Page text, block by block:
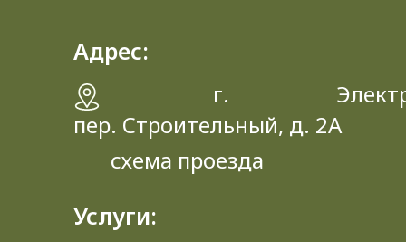
Адрес:
г.
пер. Строительный, д. 2A
схема проезда
Услуги: